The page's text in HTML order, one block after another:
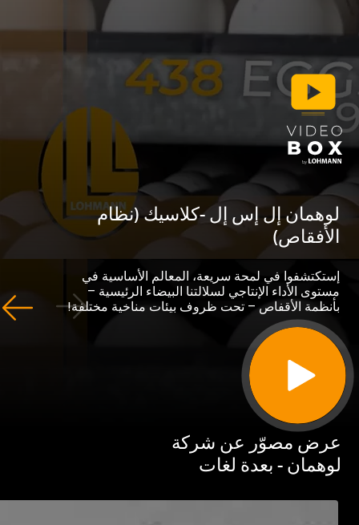
إل إس إل -كلاسيك (نظام
في لمحة سريعة، المعالم الأساسية في
الأداء الإنتاجي لسلالتنا البيضاء الرئيسية –
الأقفاص – تحت ظروف بيئات مناخية مختلفة!
مصوّر عن شركة
- بعدة لغات